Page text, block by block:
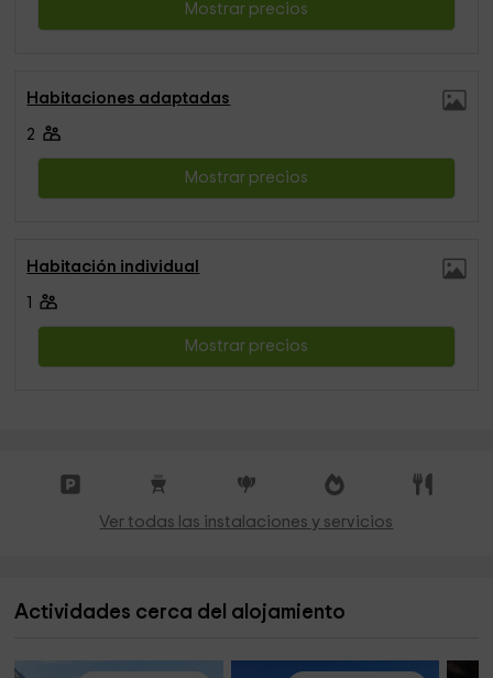
Mostrar precios
Habitaciones adaptadas
2
Mostrar precios
Habitación individual
Mostrar precios
Ver todas las instalaciones y servicios
Actividades cerca del alojamiento